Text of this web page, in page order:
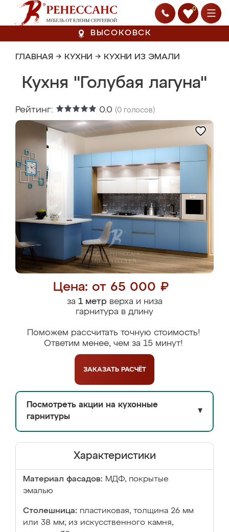
0
ВЫСОКОВСК
ГЛАВНАЯ → КУХНИ → КУХНИ ИЗ ЭМАЛИ
Кухня "Голубая лагуна"
Рейтинг: 0.0 (0 голосов)
Цена: от 65 000 ₽
за 1 метрверха и низа
гарнитура в длину
Поможем рассчитать точную стоимость!
Ответим менее, чем за 15 минут!
ЗАКАЗАТЬ РАСЧЁТ
Посмотреть акции на кухонные
гарнитуры
▼
Характеристики
Материал фасадов: МДФ, покрытые
эмалью
Столешница: пластиковая, толщина 26 мм
или 38 мм; из искусственного камня,